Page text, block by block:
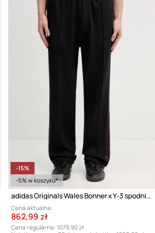
-15%
-5% w koszyku*
adidas Originals Wales Bonner x Y-3 spodnie dresowe męskie
Cena aktualna:
862,99 zł
Cena regularna: 1079,90 zł